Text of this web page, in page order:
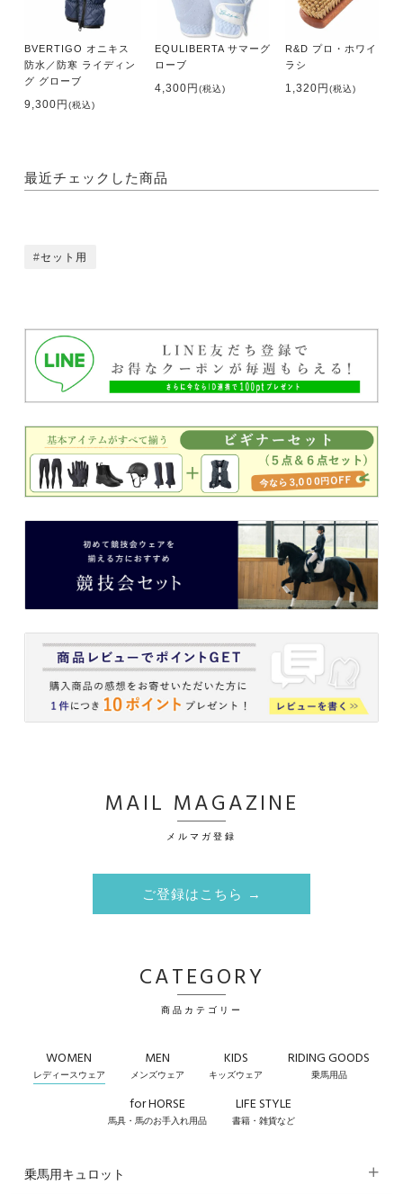
BVERTIGO オニキス
防水／防寒 ライディン
グ グローブ
9,300円(税込)
EQULIBERTA サマーグ
ローブ
4,300円(税込)
R&D プロ・ホワイトブ
ラシ
1,320円(税込)
最近チェックした商品
セット用
MAIL MAGAZINE
メルマガ登録
ご登録はこちら →
CATEGORY
商品カテゴリー
WOMEN
レディースウェア
MEN
メンズウェア
KIDS
キッズウェア
RIDING GOODS
乗馬用品
for HORSE
馬具・馬のお手入れ用品
LIFE STYLE
書籍・雑貨など
乗馬用キュロット